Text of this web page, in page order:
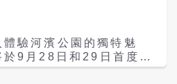
便捷，尤其是電動髮捲
方便又省時。 然而，
潮或許需要考慮到個人
友直言：「首先要有
：「普妹真的別輕易嘗
驗河濱公園的獨特魅
於9月28日和29日首度配
節》，打造以花卉和音